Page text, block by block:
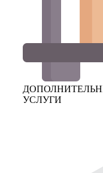
УСЛУГИ